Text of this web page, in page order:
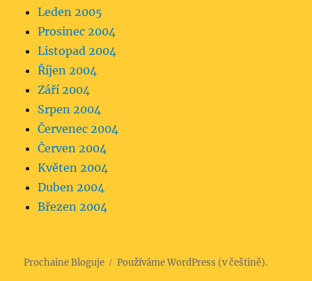
Leden 2005
Prosinec 2004
Listopad 2004
Říjen 2004
Září 2004
Srpen 2004
Červenec 2004
Červen 2004
Květen 2004
Duben 2004
Březen 2004
Prochaine Bloguje Používáme WordPress (v češtině).